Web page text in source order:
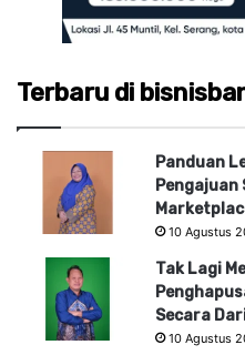
Terbaru di
Panduan
Pengajuan
10 Agustus
Tak Lagi
Secara
10 Agustus